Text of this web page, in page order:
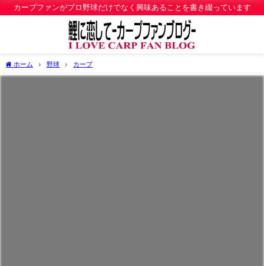
カープファンがプロ野球だけでなく興味あることを書き綴っています
ホーム 野球 カープ